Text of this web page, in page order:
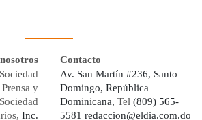
y
Inc.
Contacto
Av. San Martín #236, Santo
Domingo, República
Dominicana, Tel (809) 565-
5581 redaccion@eldia.com.do